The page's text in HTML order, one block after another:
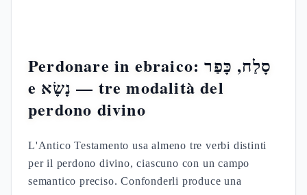
Perdonare in ebraico: סָלַח, כָּפַר
e נָשָׂא — tre modalità del
perdono divino
L'Antico Testamento usa almeno tre verbi distinti
per il perdono divino, ciascuno con un campo
semantico preciso. Confonderli produce una